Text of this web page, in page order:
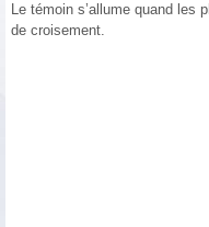
Le témoin s’allume quand les
de croisement.